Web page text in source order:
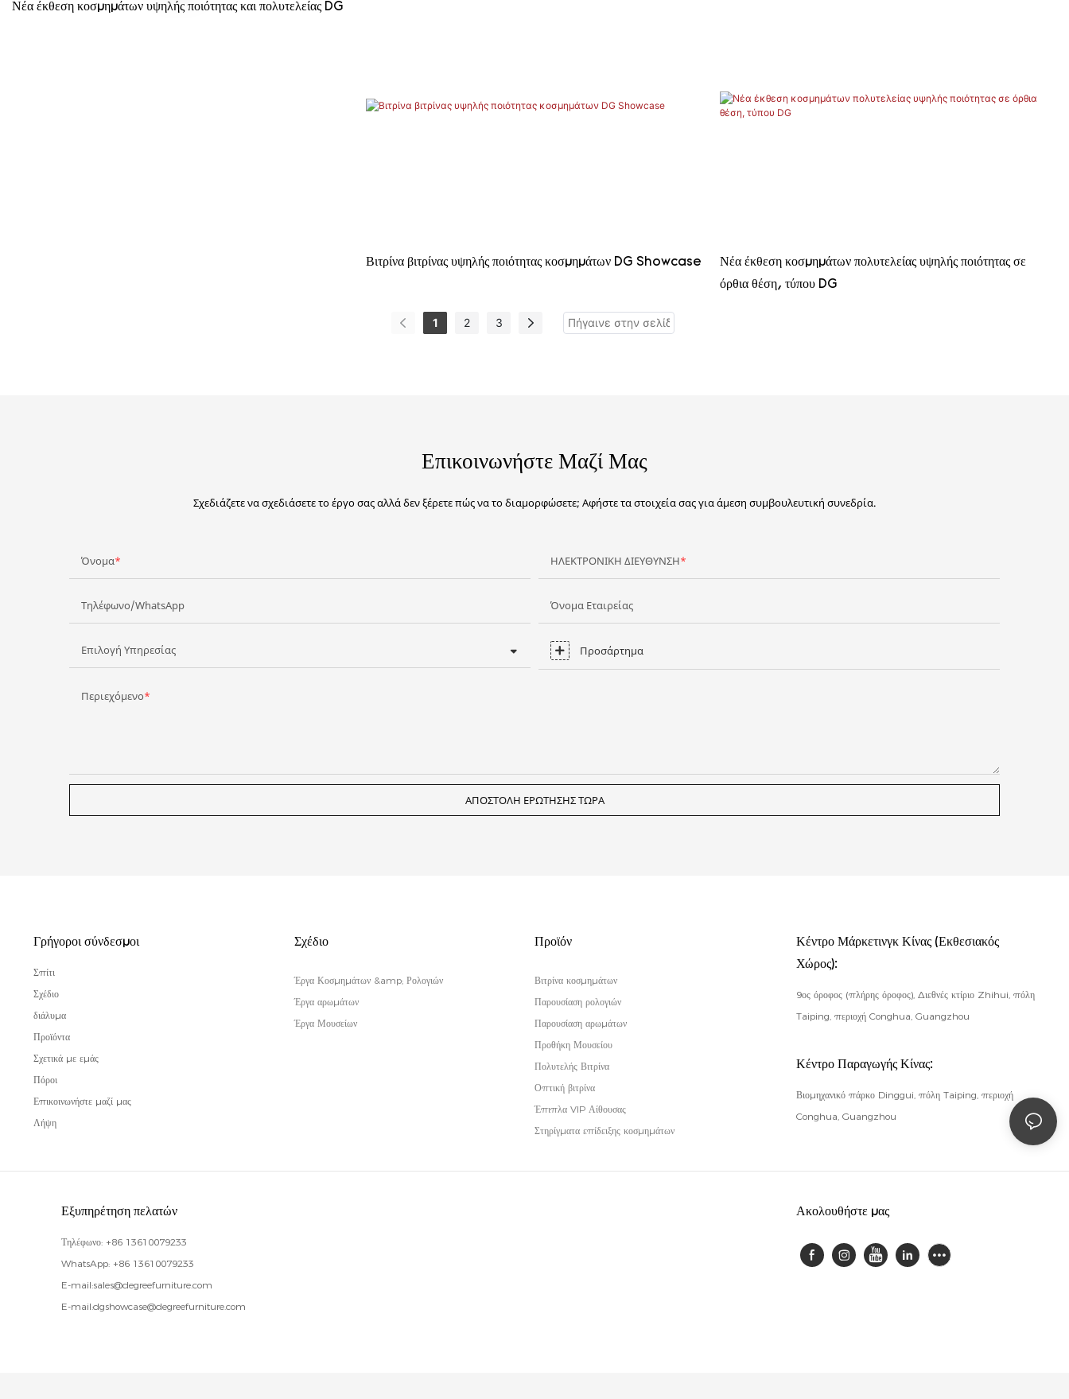
Νέα έκθεση κοσμημάτων υψηλής ποιότητας και πολυτελείας DG
Βιτρίνα βιτρίνας υψηλής ποιότητας κοσμημάτων DG Showcase
Νέα έκθεση κοσμημάτων πολυτελείας υψηλής ποιότητας σε
όρθια θέση, τύπου DG
1 2 3
Επικοινωνήστε Μαζί Μας
Σχεδιάζετε να σχεδιάσετε το έργο σας αλλά δεν ξέρετε πώς να το διαμορφώσετε; Αφήστε τα στοιχεία σας για άμεση συμβουλευτική συνεδρία.
Όνομα ΗΛΕΚΤΡΟΝΙΚΗ ΔΙΕΥΘΥΝΣΗ
Τηλέφωνο/WhatsApp Όνομα Εταιρείας
Επιλογή Υπηρεσίας Προσάρτημα
Περιεχόμενο
ΑΠΟΣΤΟΛΉ ΕΡΏΤΗΣΗΣ ΤΏΡΑ
Γρήγοροι σύνδεσμοι
Σπίτι
Σχέδιο
διάλυμα
Προϊόντα
Σχετικά με εμάς
Πόροι
Επικοινωνήστε μαζί μας
Λήψη
Σχέδιο
Έργα Κοσμημάτων &amp; Ρολογιών
Έργα αρωμάτων
Έργα Μουσείων
Προϊόν
Βιτρίνα κοσμημάτων
Παρουσίαση ρολογιών
Παρουσίαση αρωμάτων
Προθήκη Μουσείου
Πολυτελής Βιτρίνα
Οπτική βιτρίνα
Έπιπλα VIP Αίθουσας
Στηρίγματα επίδειξης κοσμημάτων
Κέντρο Μάρκετινγκ Κίνας (Εκθεσιακός
Χώρος):
9ος όροφος (πλήρης όροφος), Διεθνές κτίριο Zhihui, πόλη
Taiping, περιοχή Conghua, Guangzhou
Κέντρο Παραγωγής Κίνας:
Βιομηχανικό πάρκο Dinggui, πόλη Taiping, περιοχή
Conghua, Guangzhou
Εξυπηρέτηση πελατών
Τηλέφωνο: +86 13610079233
WhatsApp: +86 13610079233
E-mail:sales@degreefurniture.com
E-mail:dgshowcase@degreefurniture.com
Ακολουθήστε μας